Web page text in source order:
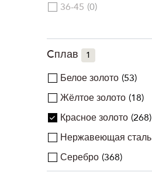
36-45 0
Cплав 1
Белое золото 53
Жёлтое золото 18
Красное золото 268
Нержавеющая сталь
Серебро 368